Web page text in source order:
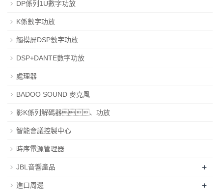
DP係列1U數字功放
K係數字功放
觸摸屏DSP數字功放
DSP+DANTE數字功放
處理器
BADOO SOUND 麥克風
影K係列解碼器、功放
智能會議控製中心
時序電源管理器
JBL音響產品 +
進口周邊 +